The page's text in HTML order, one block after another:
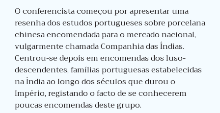
O conferencista começou por apresentar uma
resenha dos estudos portugueses sobre porcelana
chinesa encomendada para o mercado nacional,
vulgarmente chamada Companhia das Índias.
Centrou-se depois em encomendas dos luso-
descendentes, famílias portuguesas estabelecidas
na Índia ao longo dos séculos que durou o
Império, registando o facto de se conhecerem
poucas encomendas deste grupo.